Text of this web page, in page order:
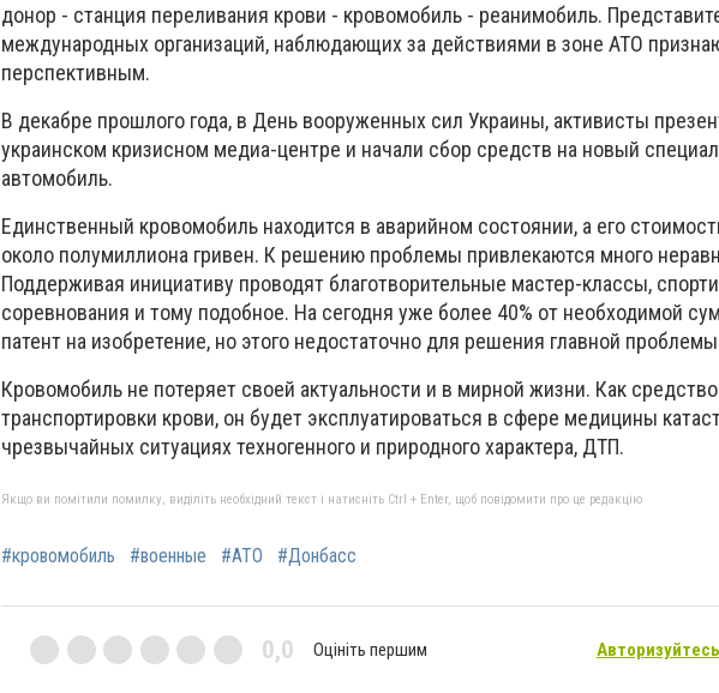
донор - станция переливания крови - кровомобиль - реанимобиль.
международных организаций, наблюдающих за действиями в зоне АТО
перспективным.
В декабре прошлого года, в День вооруженных сил Украины, активисты
украинском кризисном медиа-центре и начали сбор средств на новый
автомобиль.
Единственный кровомобиль находится в аварийном состоянии, а его
около полумиллиона гривен. К решению проблемы привлекаются много
Поддерживая инициативу проводят благотворительные мастер-классы,
соревнования и тому подобное. На сегодня уже более 40% от необходимой
патент на изобретение, но этого недостаточно для решения главной
Кровомобиль не потеряет своей актуальности и в мирной жизни. Как
транспортировки крови, он будет эксплуатироваться в сфере медицины
чрезвычайных ситуациях техногенного и природного характера, ДТП.
Якщо ви помітили помилку, виділіть необхідний текст і натисніть Ctrl + Enter, щоб повідомити про це редакцію
#кровомобиль #военные #АТО #Донбасс
0,0 Оцініть першим Авторизуйтесь